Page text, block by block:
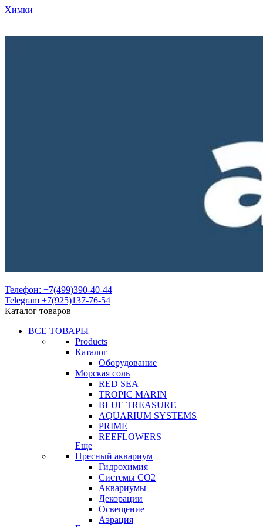
Химки
Телефон: +7(499)390-40-44
Telegram +7(925)137-76-54
Каталог товаров
ВСЕ ТОВАРЫ
Products
Каталог
Оборудование
Морская соль
RED SEA
TROPIC MARIN
BLUE TREASURE
AQUARIUM SYSTEMS
PRIME
REEFLOWERS
Еще
Пресный аквариум
Гидрохимия
Системы СО2
Аквариумы
Декорации
Освещение
Аэрация